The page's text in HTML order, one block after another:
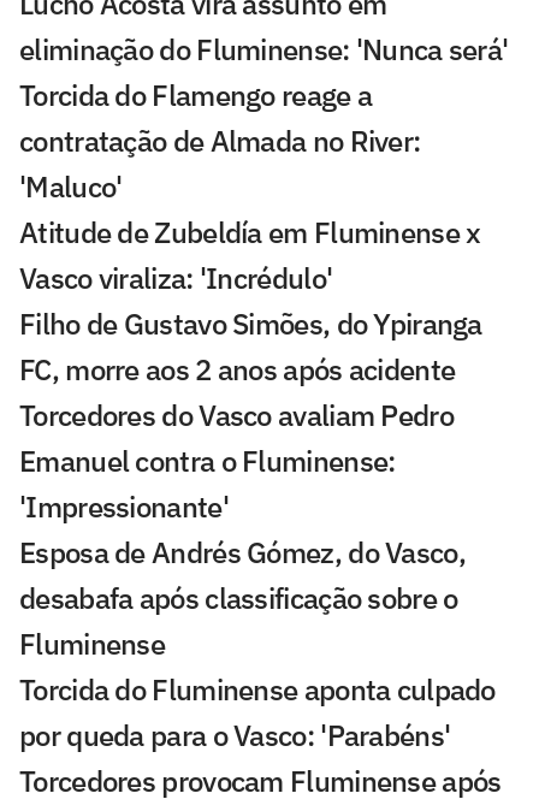
eliminação do Fluminense: 'Nunca será'
Torcida do Flamengo reage a
contratação de Almada no River:
'Maluco'
Atitude de Zubeldía em Fluminense x
Vasco viraliza: 'Incrédulo'
Filho de Gustavo Simões, do Ypiranga
FC, morre aos 2 anos após acidente
Torcedores do Vasco avaliam Pedro
Emanuel contra o Fluminense:
'Impressionante'
Esposa de Andrés Gómez, do Vasco,
desabafa após classificação sobre o
Fluminense
Torcida do Fluminense aponta culpado
por queda para o Vasco: 'Parabéns'
Torcedores provocam Fluminense após